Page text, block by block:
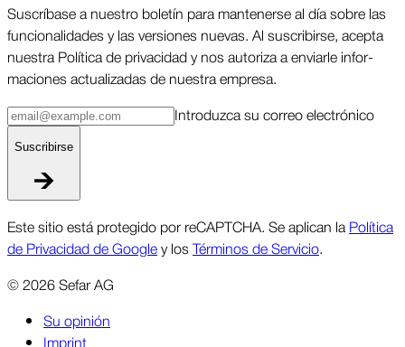
Sus­críbase a nuestro boletín para man­tenerse al día sobre las
funcio­nalidades y las ver­siones nuevas. Al suscri­birse, acepta
nuestra Política de priva­cidad y nos autoriza a enviarle infor­
maciones actua­lizadas de nuestra empresa.
Intro­duzca su correo elec­trónico
Suscri­birse
Este sitio está protegido por reCAPTCHA. Se aplican la Política
de Privacidad de Googley los Términos de Servicio.
©2026Sefar AG
Su opinión
Imprint